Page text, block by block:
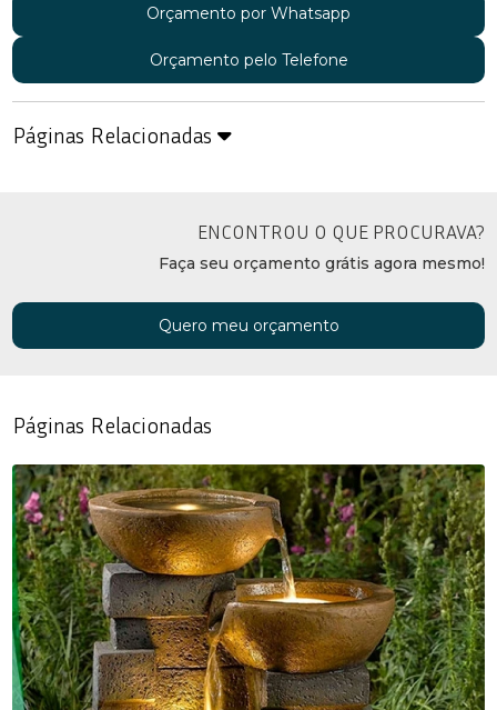
Orçamento por Whatsapp
Orçamento pelo Telefone
Páginas Relacionadas
ENCONTROU O QUE PROCURAVA?
Faça seu orçamento grátis agora mesmo!
Quero meu orçamento
Páginas Relacionadas